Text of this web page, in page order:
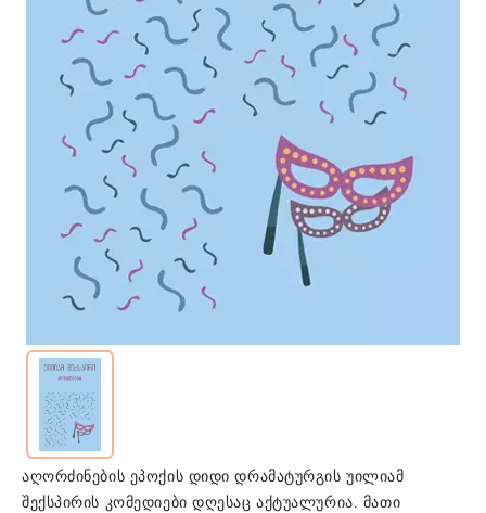
აღორძინების ეპოქის დიდი დრამატურგის უილიამ
შექსპირის კომედიები დღესაც აქტუალურია. მათი